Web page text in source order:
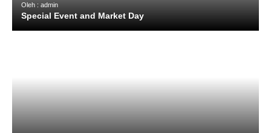
Oleh : admin
Special Event and Market Day